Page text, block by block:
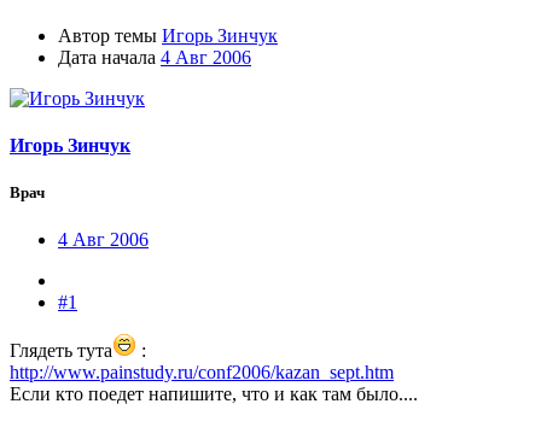
Автор темы Игорь Зинчук
Дата начала 4 Авг 2006
Игорь Зинчук
Врач
4 Авг 2006
#1
Глядеть тута
:
http://www.painstudy.ru/conf2006/kazan_sept.htm
Если кто поедет напишите, что и как там было....